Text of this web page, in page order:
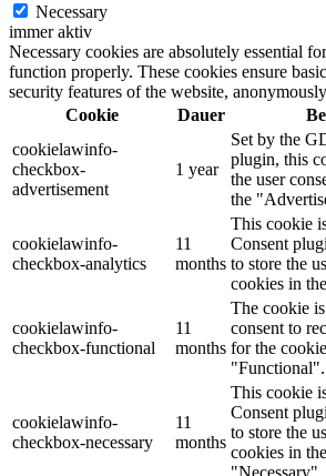
Necessary
immer aktiv
Necessary cookies are absolutely essential
function properly. These cookies ensure
security features of the website,
Cookie
Dauer
cookielawinfo-
checkbox-
advertisement
1 year
Set by the
plugin, this
the user
the
cookielawinfo-
checkbox-analytics
11
months
This cookie
Consent
to store the
cookies in
cookielawinfo-
checkbox-functional
11
months
The cookie
consent to
for the
"Functional".
cookielawinfo-
checkbox-necessary
11
months
This cookie
Consent
to store the
cookies in
"Necessary".